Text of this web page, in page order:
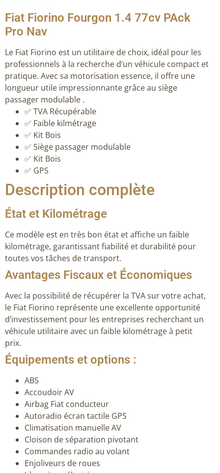
Fiat Fiorino Fourgon 1.4 77cv PAck
Pro Nav
Le Fiat Fiorino est un utilitaire de choix, idéal pour les
professionnels à la recherche d’un véhicule compact et
pratique. Avec sa motorisation essence, il offre une
longueur utile impressionnante grâce au siège
passager modulable .
✅ TVA Récupérable
✅ Faible kilmétrage
✅ Kit Bois
✅ Siège passager modulable
✅ Kit Bois
✅ GPS
Description complète
État et Kilométrage
Ce modèle est en très bon état et affiche un faible
kilométrage, garantissant fiabilité et durabilité pour
toutes vos tâches de transport.
Avantages Fiscaux et Économiques
Avec la possibilité de récupérer la TVA sur votre achat,
le Fiat Fiorino représente une excellente opportunité
d’investissement pour les entreprises recherchant un
véhicule utilitaire avec un faible kilométrage à petit
prix.
Équipements et options :
ABS
Accoudoir AV
Airbag Fiat conducteur
Autoradio écran tactile GPS
Climatisation manuelle AV
Cloison de séparation pivotant
Commandes radio au volant
Enjoliveurs de roues